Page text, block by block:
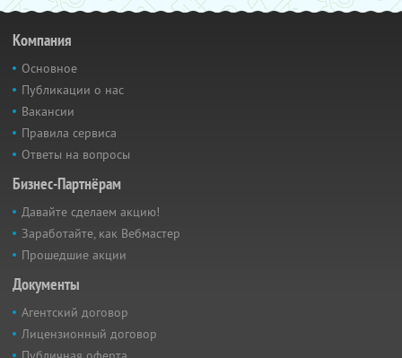
Компания
Основное
Публикации о нас
Вакансии
Правила сервиса
Ответы на вопросы
Бизнес-Партнёрам
Давайте сделаем акцию!
Заработайте, как Вебмастер
Прошедшие акции
Документы
Агентский договор
Лицензионный договор